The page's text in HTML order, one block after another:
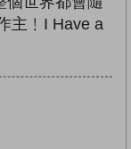
主﹗I Have a